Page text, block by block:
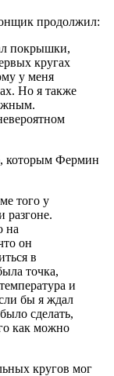
продолжил:
покрышки,
кругах
у меня
Но я также
которым Фермин
того у
разгоне.
на
он
в
точка,
и
бы я ждал
сделать,
как можно
кругов мог